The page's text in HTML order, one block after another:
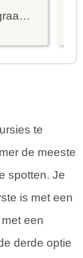
te
te
de meeste
spotten. Je
is met een
een
derde optie